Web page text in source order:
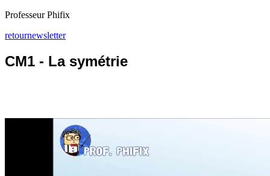
Professeur Phifix
retournewsletter
CM1 - La symétrie